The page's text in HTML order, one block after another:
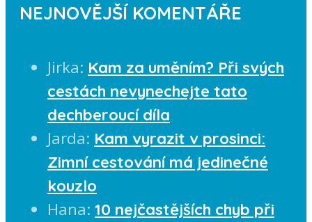
NEJNOVĚJŠÍ KOMENTÁŘE
Jirka: Kam za uměním? Při svých
cestách nevynechejte tato
dechberoucí díla
Jarda: Kam vyrazit v prosinci:
Zimní cestování má jedinečné
kouzlo
Hana: 10 nejčastějších chyb při